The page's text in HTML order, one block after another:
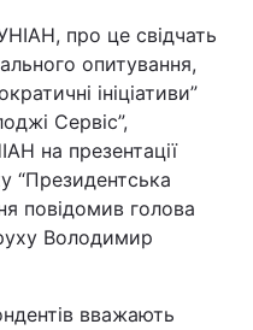
про це свідчать
опитування,
ініціативи”
Сервіс”,
на презентації
“Президентська
повідомив голова
Володимир
вважають